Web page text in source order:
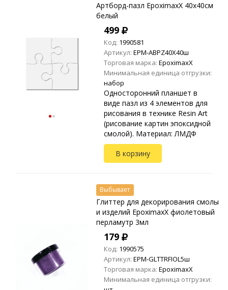
Артборд-пазл EpoximaxX 40х40см
белый
499
Код: 1990581
Артикул: EPM-ABPZ40X40ш
Торговая марка: EpoximaxX
Минимальная единица отгрузки:
набор
Односторонний планшет в
виде пазл из 4 элементов для
рисования в технике Resin Art
(рисование картин эпоксидной
смолой). Материал: ЛМДФ
Толщина: 3мм
В корзину
Выбывает
Глиттер для декорирования смолы
и изделий EpoximaxX фиолетовый
перламутр 3мл
179
Код: 1990575
Артикул: EPM-GLTTRFIOL5ш
Торговая марка: EpoximaxX
Минимальная единица отгрузки: